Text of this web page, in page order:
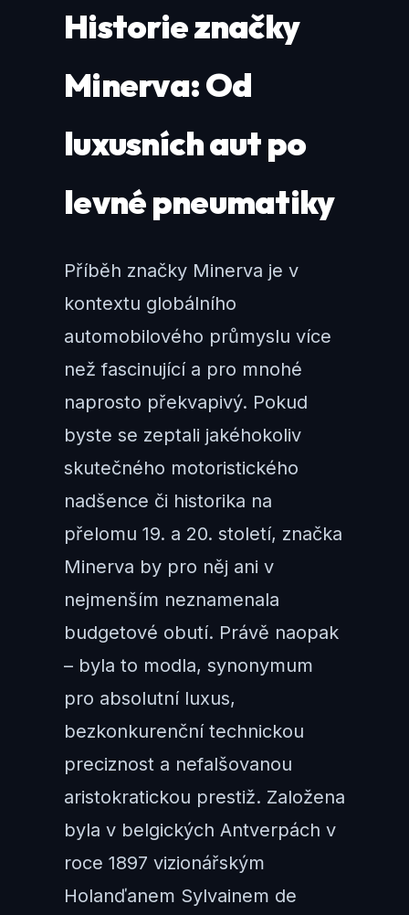
Historie značky
Minerva: Od
luxusních aut po
levné pneumatiky
Příběh značky Minerva je v
kontextu globálního
automobilového průmyslu více
než fascinující a pro mnohé
naprosto překvapivý. Pokud
byste se zeptali jakéhokoliv
skutečného motoristického
nadšence či historika na
přelomu 19. a 20. století, značka
Minerva by pro něj ani v
nejmenším neznamenala
budgetové obutí. Právě naopak
– byla to modla, synonymum
pro absolutní luxus,
bezkonkurenční technickou
preciznost a nefalšovanou
aristokratickou prestiž. Založena
byla v belgických Antverpách v
roce 1897 vizionářským
Holanďanem Sylvainem de